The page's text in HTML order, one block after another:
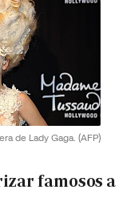
de Lady Gaga. (AFP)
famosos a